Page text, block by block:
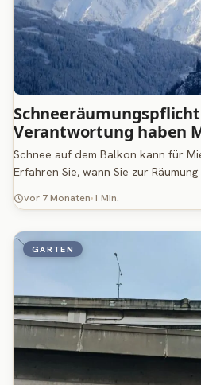
Verantwortung haben
Schnee auf dem Balkon kann für
Erfahren Sie, wann Sie zur
vor 7 Monaten 1 Min.
GARTEN